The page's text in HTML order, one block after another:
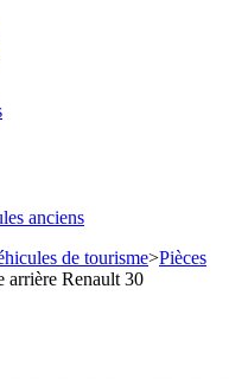
anciens
de tourisme>Pièces
arrière Renault 30